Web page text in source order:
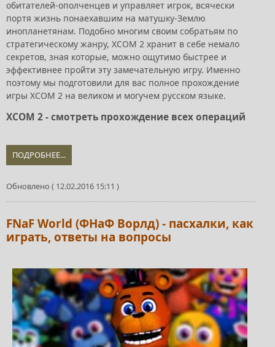
обитателей-ополченцев и управляет игрок, всячески
портя жизнь понаехавшим на матушку-Землю
инопланетянам. Подобно многим своим собратьям по
стратегическому жанру, XCOM 2 хранит в себе немало
секретов, зная которые, можно ощутимо быстрее и
эффективнее пройти эту замечательную игру. Именно
поэтому мы подготовили для вас полное прохождение
игры XCOM 2 на великом и могучем русском языке.
XCOM 2 - смотреть прохождение всех операций
ПОДРОБНЕЕ...
Обновлено ( 12.02.2016 15:11 )
FNaF World (ФНаФ Ворлд) - пасхалки, как
играть, ответы на вопросы